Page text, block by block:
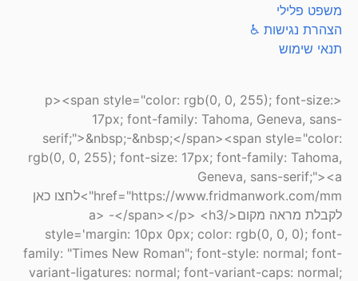
משפט פלילי
הצהרת נגישות ♿
תנאי שימוש
<p><span style="color: rgb(0, 0, 255); font-size:
17px; font-family: Tahoma, Geneva, sans-
serif;">&nbsp;-&nbsp;</span><span style="color:
rgb(0, 0, 255); font-size: 17px; font-family: Tahoma,
Geneva, sans-serif;"><a
href="https://www.fridmanwork.com/mm">לחצו כאן
לקבלת מראה מקום</a> -</span></p> <h3
style='margin: 10px 0px; color: rgb(0, 0, 0); font-
family: "Times New Roman"; font-style: normal; font-
variant-ligatures: normal; font-variant-caps: normal;